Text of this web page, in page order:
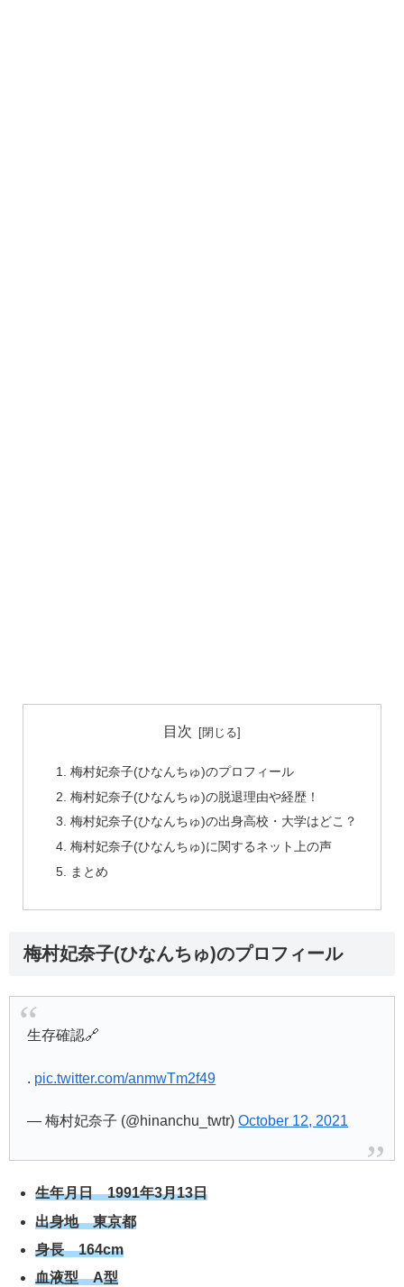
目次
梅村妃奈子(ひなんちゅ)のプロフィール
梅村妃奈子(ひなんちゅ)の脱退理由や経歴！
梅村妃奈子(ひなんちゅ)の出身高校・大学はどこ？
梅村妃奈子(ひなんちゅ)に関するネット上の声
まとめ
梅村妃奈子(ひなんちゅ)のプロフィール
生存確認🔗
. pic.twitter.com/anmwTm2f49
— 梅村妃奈子 (@hinanchu_twtr)October 12, 2021
生年月日 1991年3月13日
出身地 東京都
身長 164cm
血液型 A型